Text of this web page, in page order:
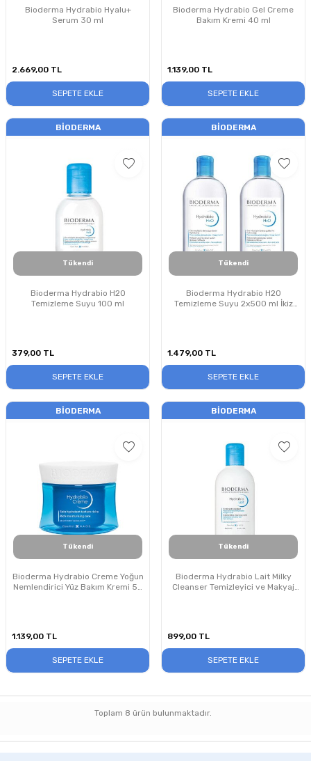
Bioderma Hydrabio Hyalu+
Serum 30 ml
2.669,00 TL
SEPETE EKLE
Bioderma Hydrabio Gel Creme
Bakım Kremi 40 ml
1.139,00 TL
SEPETE EKLE
BIODERMA
Tükendi
Bioderma Hydrabio H2O
Temizleme Suyu 100 ml
379,00 TL
SEPETE EKLE
BIODERMA
Tükendi
Bioderma Hydrabio H2O
Temizleme Suyu 2x500 ml İkiz
1.479,00 TL
SEPETE EKLE
BIODERMA
Tükendi
Bioderma Hydrabio Creme Yoğun
Nemlendirici Yüz Bakım Kremi 50
1.139,00 TL
SEPETE EKLE
BIODERMA
Tükendi
Bioderma Hydrabio Lait Milky
Cleanser Temizleyici ve Makyaj
899,00 TL
SEPETE EKLE
Toplam 8 ürün bulunmaktadır.